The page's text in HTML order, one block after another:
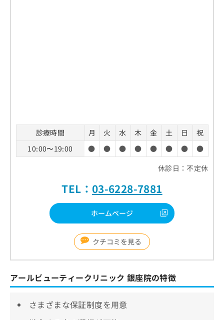
診療時間 月 火 水 木 金 土 日
祝
10:00〜19:00
● ● ● ● ● ● ●
●
休診日：不定休
TEL： 03-6228-7881
ホームページ
クチコミを見る
アールビューティークリニック 銀座院の特徴
さまざまな保証制度を用意